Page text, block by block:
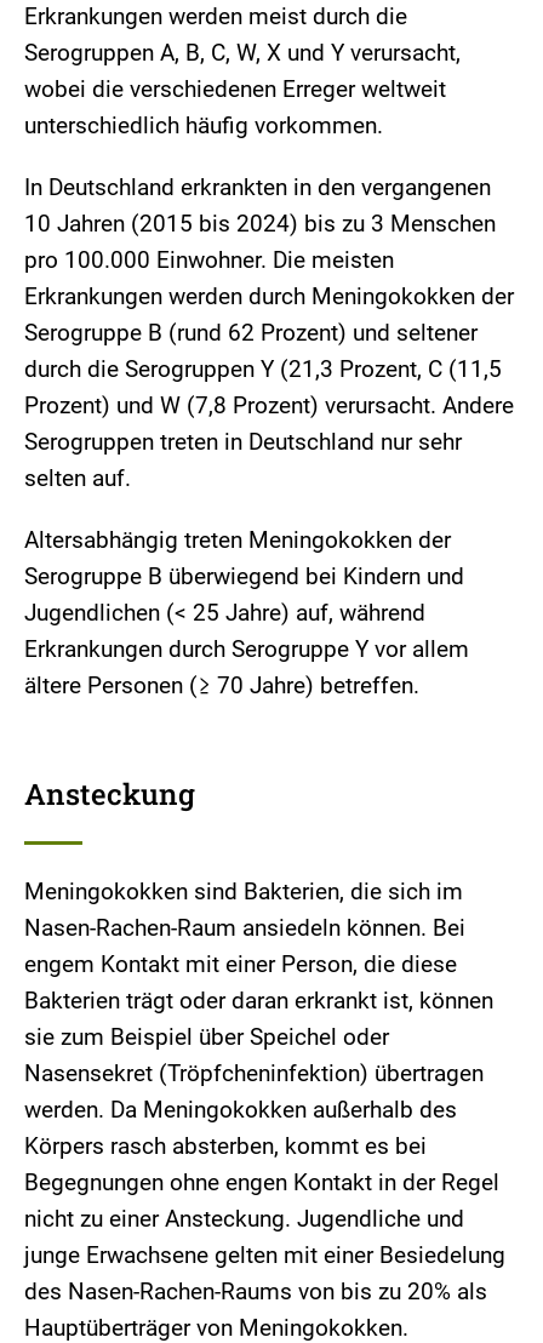
Erkrankungen werden meist durch die
Serogruppen A, B, C, W, X und Y verursacht,
wobei die verschiedenen Erreger weltweit
unterschiedlich häufig vorkommen.
In Deutschland erkrankten in den vergangenen
10 Jahren (2015 bis 2024) bis zu 3 Menschen
pro 100.000 Einwohner. Die meisten
Erkrankungen werden durch Meningokokken der
Serogruppe B (rund 62 Prozent) und seltener
durch die Serogruppen Y (21,3 Prozent, C (11,5
Prozent) und W (7,8 Prozent) verursacht. Andere
Serogruppen treten in Deutschland nur sehr
selten auf.
Altersabhängig treten Meningokokken der
Serogruppe B überwiegend bei Kindern und
Jugendlichen (< 25 Jahre) auf, während
Erkrankungen durch Serogruppe Y vor allem
ältere Personen (≥ 70 Jahre) betreffen.
Ansteckung
Meningokokken sind Bakterien, die sich im
Nasen-Rachen-Raum ansiedeln können. Bei
engem Kontakt mit einer Person, die diese
Bakterien trägt oder daran erkrankt ist, können
sie zum Beispiel über Speichel oder
Nasensekret (Tröpfcheninfektion) übertragen
werden. Da Meningokokken außerhalb des
Körpers rasch absterben, kommt es bei
Begegnungen ohne engen Kontakt in der Regel
nicht zu einer Ansteckung. Jugendliche und
junge Erwachsene gelten mit einer Besiedelung
des Nasen-Rachen-Raums von bis zu 20% als
Hauptüberträger von Meningokokken.